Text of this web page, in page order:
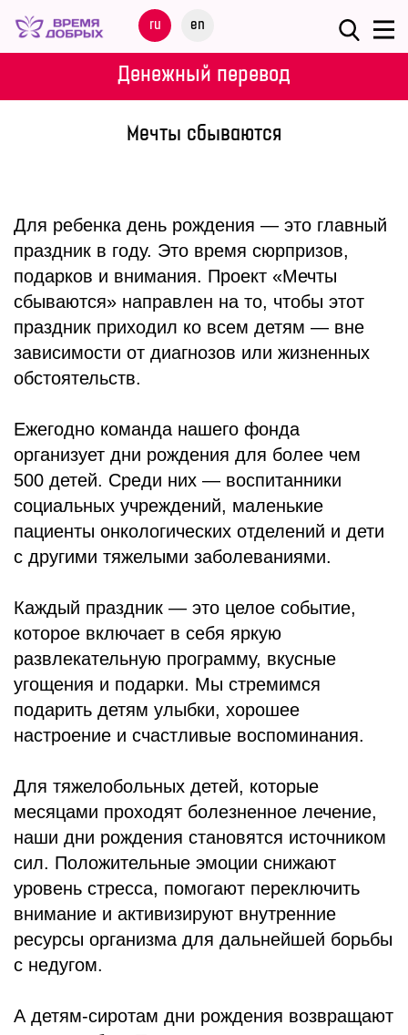
ru en
Меню
ПРОГРАММЫ
ПАРТНЕРАМ
МЕРОПРИЯТИЯ
ПОМОЩЬ
БЛОГ
Денежный перевод
Мечты сбываются
Для ребенка день рождения — это главный
праздник в году. Это время сюрпризов,
подарков и внимания. Проект «Мечты
сбываются» направлен на то, чтобы этот
праздник приходил ко всем детям — вне
зависимости от диагнозов или жизненных
обстоятельств.
Ежегодно команда нашего фонда
организует дни рождения для более чем
500 детей. Среди них — воспитанники
социальных учреждений, маленькие
пациенты онкологических отделений и дети
с другими тяжелыми заболеваниями.
Каждый праздник — это целое событие,
которое включает в себя яркую
развлекательную программу, вкусные
угощения и подарки. Мы стремимся
подарить детям улыбки, хорошее
настроение и счастливые воспоминания.
Для тяжелобольных детей, которые
месяцами проходят болезненное лечение,
наши дни рождения становятся источником
сил. Положительные эмоции снижают
уровень стресса, помогают переключить
внимание и активизируют внутренние
ресурсы организма для дальнейшей борьбы
с недугом.
А детям-сиротам дни рождения возвращают